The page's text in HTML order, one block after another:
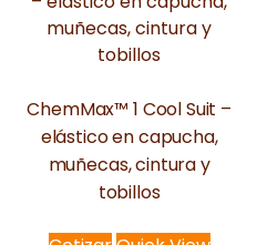
ChemMax™ 1 Cool Suit –
elástico en capucha,
muñecas, cintura y
tobillos